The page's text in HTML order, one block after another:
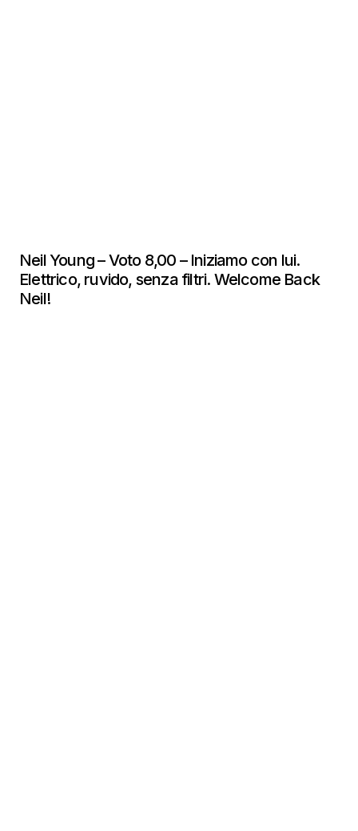
Neil Young – Voto 8,00 – Iniziamo con lui.
Elettrico, ruvido, senza filtri. Welcome Back
Neil!